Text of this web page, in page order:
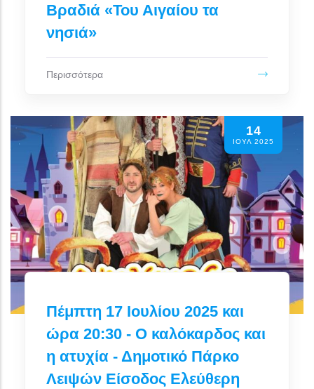
Βραδιά «Του Αιγαίου τα
νησιά»
Περισσότερα
14
ΙΟΥΛ 2025
Πέμπτη 17 Ιουλίου 2025 και
ώρα 20:30 - Ο καλόκαρδος και
η ατυχία - Δημοτικό Πάρκο
Λειψών Είσοδος Ελεύθερη